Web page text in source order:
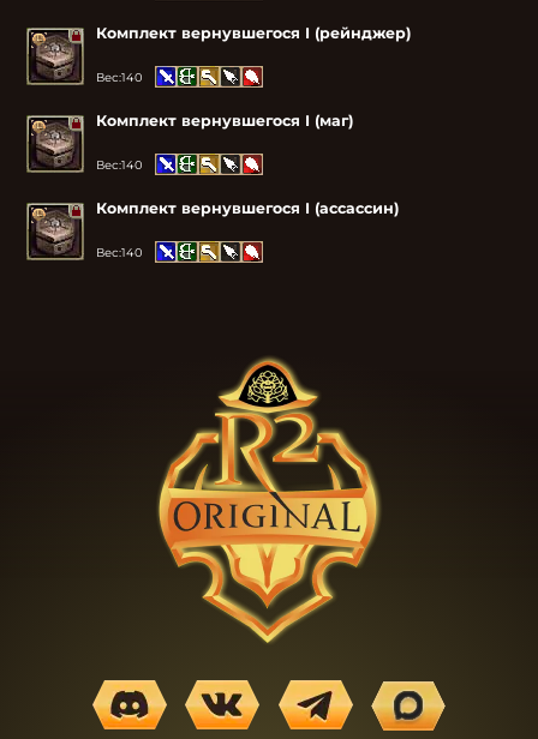
Комплект вернувшегося I (рейнджер)
Вес:140
Комплект вернувшегося I (маг)
Вес:140
Комплект вернувшегося I (ассассин)
Вес:140